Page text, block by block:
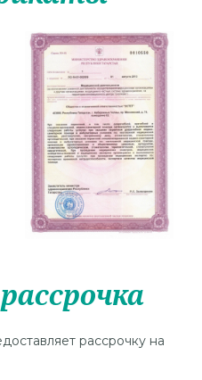
рассрочку на